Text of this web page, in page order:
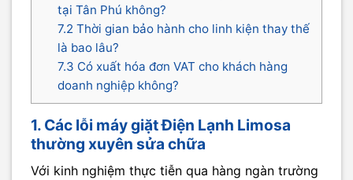
tại Tân Phú không?
7.2 Thời gian bảo hành cho linh kiện thay thế
là bao lâu?
7.3 Có xuất hóa đơn VAT cho khách hàng
doanh nghiệp không?
1. Các lỗi máy giặt Điện Lạnh Limosa
thường xuyên sửa chữa
Với kinh nghiệm thực tiễn qua hàng ngàn trường